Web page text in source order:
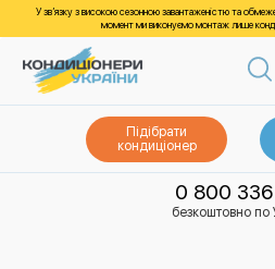
У зв’язку з високою сезонною завантаженістю та
момент ми виконуємо монтаж лише
Підібрати
кондиціонер
0 800 336
безкоштовно по